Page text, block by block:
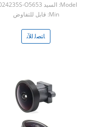
Model: السيد T024235S-O5653
Min: قابل للتفاوض
ﺎﺘﺼﻟ ﺍﻶﻧ